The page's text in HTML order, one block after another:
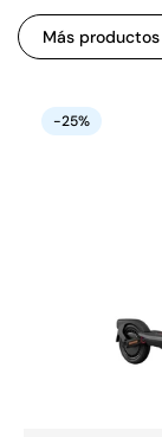
Más productos
-25%